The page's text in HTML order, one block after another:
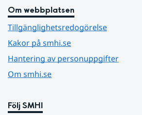
Om webbplatsen
Tillgänglighetsredogörelse
Kakor på smhi.se
Hantering av personuppgifter
Om smhi.se
Följ SMHI